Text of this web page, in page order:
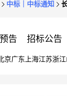
中标｜中标通知
告 招标公告
京广东 上海江苏浙江